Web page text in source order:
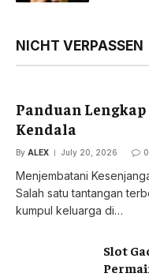
NICHT VERPASSEN
Panduan Lengkap
Kendala
By ALEX July 20, 2026 0
Menjembatani
Salah satu tantangan
kumpul keluarga di…
Slot